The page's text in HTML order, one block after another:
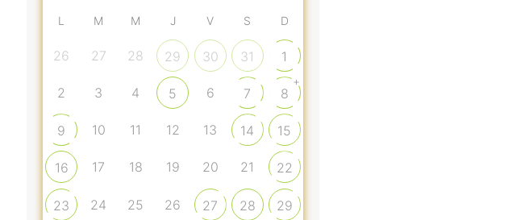
L M M J V S D
26 27 28 29 30 31 1
2 3 4 5 6 7 8
+
9 10 11 12 13 14 15
16 17 18 19 20 21 22
23 24 25 26 27 28 29